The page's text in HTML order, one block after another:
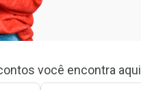
você encontra aqui